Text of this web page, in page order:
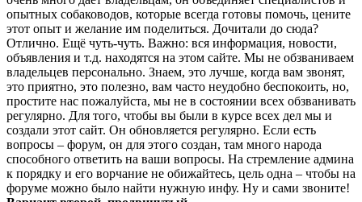
опытных собаководов, которые всегда готовы помочь, цените
этот опыт и желание им поделиться. Дочитали до сюда?
Отлично. Ещё чуть-чуть. Важно: вся информация, новости,
объявления и т.д. находятся на этом сайте. Мы не обзваниваем
владельцев персонально. Знаем, это лучше, когда вам звонят,
это приятно, это полезно, вам часто неудобно беспокоить, но,
простите нас пожалуйста, мы не в состоянии всех обзванивать
регулярно. Для того, чтобы вы были в курсе всех дел мы и
создали этот сайт. Он обновляется регулярно. Если есть
вопросы – форум, он для этого создан, там много народа
способного ответить на ваши вопросы. На стремление админа
к порядку и его ворчание не обижайтесь, цель одна – чтобы на
форуме можно было найти нужную инфу. Ну и сами звоните!